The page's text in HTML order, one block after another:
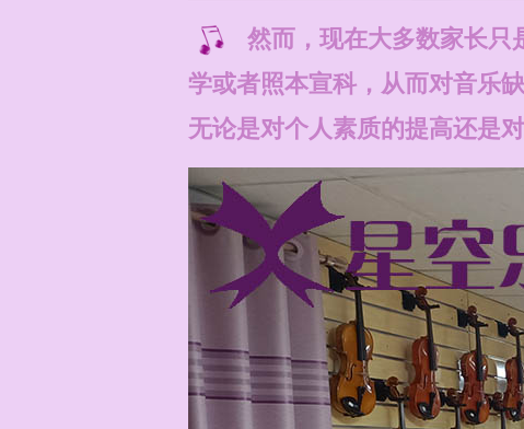
然而，现在大多数家长只
学或者照本宣科，从而对音乐
无论是对个人素质的提高还是